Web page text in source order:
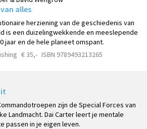
alles
herziening van de geschiedenis van
is een duizelingwekkende en meeslepende
jaar en de hele planeet omspant.
€ 35,- ISBN 9789493213265
zijn de Special Forces van
Landmacht. Dai Carter leert je mentale
passen in je eigen leven.